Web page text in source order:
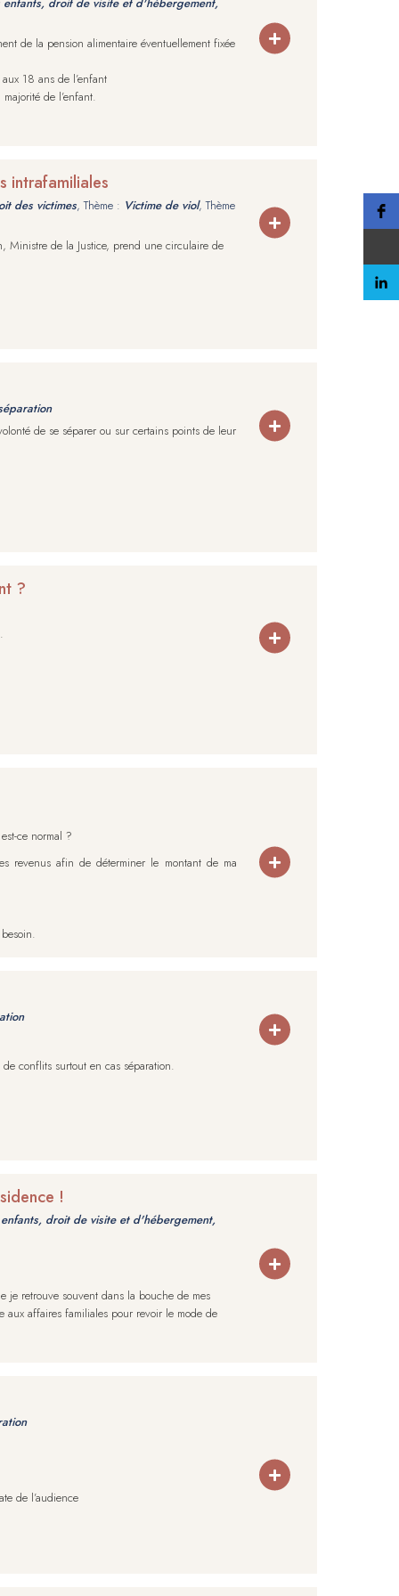
de la pension alimentaire éventuellement fixée
18 ans de l’enfant
de l’enfant.
intrafamiliales
des victimes, Thème : Victime de viol, Thème
Ministre de la Justice, prend une circulaire de
de se séparer ou sur certains points de leur
?
ce normal ?
revenus afin de déterminer le montant de ma
conflits surtout en cas séparation.
!
droit de visite et d'hébergement,
je retrouve souvent dans la bouche de mes
affaires familiales pour revoir le mode de
de l’audience